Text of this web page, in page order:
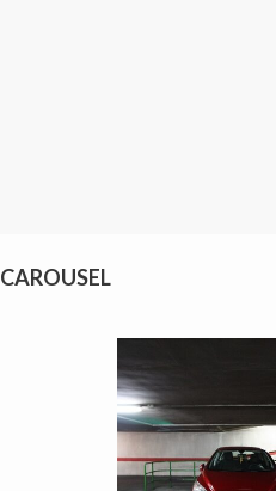
CAROUSEL